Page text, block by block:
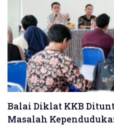
Balai Diklat KKB
Masalah